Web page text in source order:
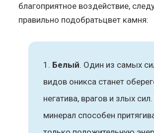
благоприятное воздействие,
правильно подобратьцвет камня:
Белый. Один из самых
видов оникса станет
негатива, врагов и злых
минерал способен